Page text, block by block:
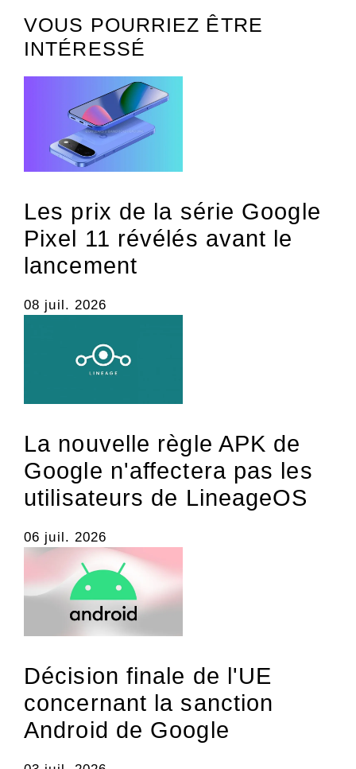
VOUS POURRIEZ ÊTRE
INTÉRESSÉ
Les prix de la série Google
Pixel 11 révélés avant le
lancement
08 juil. 2026
La nouvelle règle APK de
Google n'affectera pas les
utilisateurs de LineageOS
06 juil. 2026
Décision finale de l'UE
concernant la sanction
Android de Google